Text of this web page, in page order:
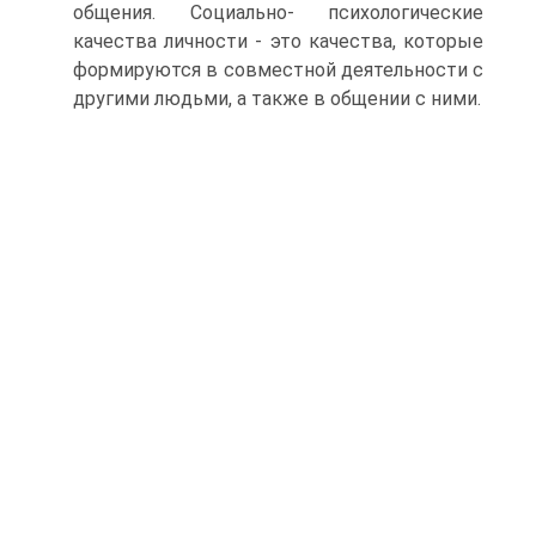
общения. Социально- психологические
качества личности - это качества, которые
формируются в совместной деятельности с
другими людьми, а также в общении с ними.